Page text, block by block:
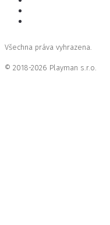
Všechna práva vyhrazena.
© 2018-2026 Playman s.r.o.